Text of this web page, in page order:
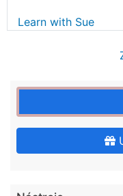
Learn with Sue